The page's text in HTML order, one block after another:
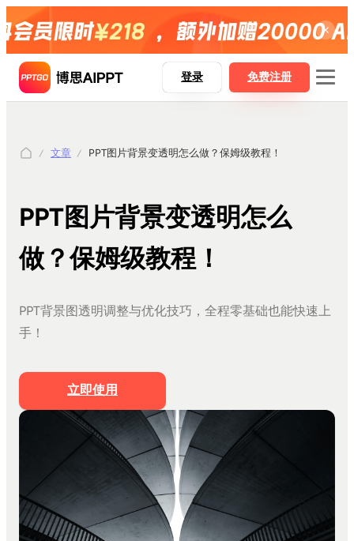
博思AIPPT
博思白板boardmix
AI一键生成PPT
Word精准转PPT
思维导图生成PPT
Markdown生成PPT
文件转PPT
营销策划模板
工作汇报模板
登录 免费注册
文章 PPT图片背景变透明怎么做？保姆级教程！
PPT图片背景变透明怎么
做？保姆级教程！
PPT背景图透明调整与优化技巧，全程零基础也能快速上
手！
立即使用